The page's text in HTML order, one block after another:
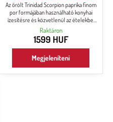
Az őrölt Trinidad Scorpion paprika finom
por formájában használható konyhai
ízesítésre és közvetlenül az ételekbe,
ízlés és csípősség iránti igény szerint.
Rendkívüli csípőssége mellett kellemes
gyümölcsös, édes ízt biztosít
(természetesen csak a
legtapasztaltabb chillifogyasztók
Raktáron
1599 HUF
Megjeleníteni